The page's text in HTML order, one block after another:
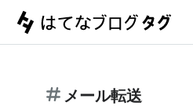
メール転送